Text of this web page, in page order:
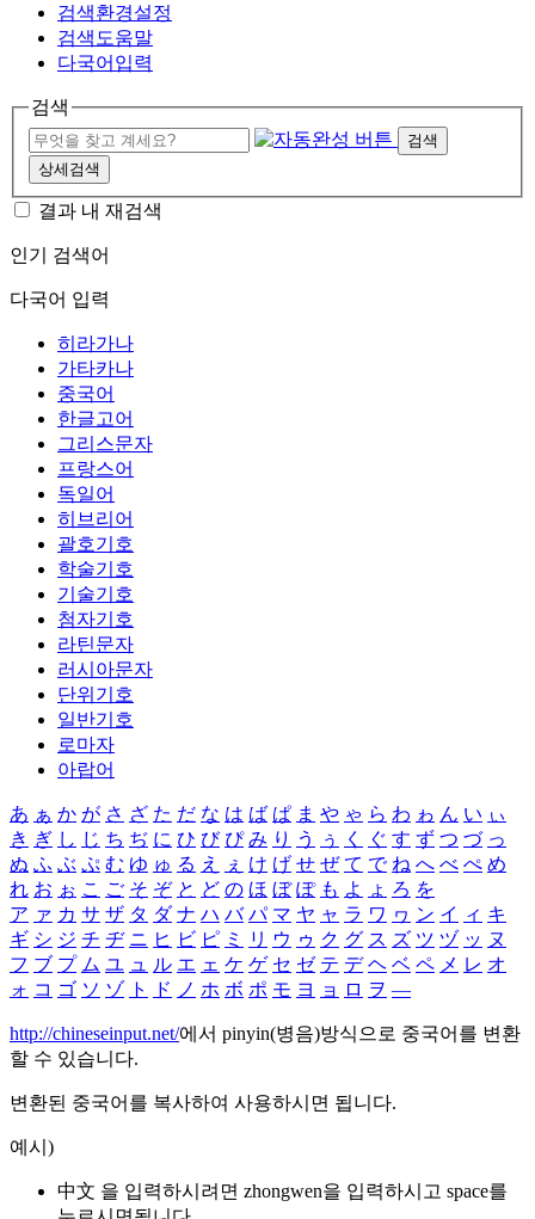
검색환경설정
검색도움말
다국어입력
검색
검색
상세검색
결과 내 재검색
인기 검색어
다국어 입력
히라가나
가타카나
중국어
한글고어
그리스문자
프랑스어
독일어
히브리어
괄호기호
학술기호
기술기호
첨자기호
라틴문자
러시아문자
단위기호
일반기호
로마자
아랍어
あ ぁ か が さ ざ た だ な は ば ぱ ま や ゃ ら わ ゎ ん い ぃ
き ぎ し じ ち ぢ に ひ び ぴ み り う ぅ く ぐ す ず つ づ っ
ぬ ふ ぶ ぷ む ゆ ゅ る え ぇ け げ せ ぜ て で ね へ べ ぺ め
れ お ぉ こ ご そ ぞ と ど の ほ ぼ ぽ も よ ょ ろ を
ア ァ カ サ ザ タ ダ ナ ハ バ パ マ ヤ ャ ラ ワ ヮ ン イ ィ キ
ギ シ ジ チ ヂ ニ ヒ ビ ピ ミ リ ウ ゥ ク グ ス ズ ツ ヅ ッ ヌ
フ ブ プ ム ユ ュ ル エ ェ ケ ゲ セ ゼ テ デ ヘ ベ ペ メ レ オ
ォ コ ゴ ソ ゾ ト ド ノ ホ ボ ポ モ ヨ ョ ロ ヲ ―
http://chineseinput.net/에서 pinyin(병음)방식으로 중국어를 변환
할 수 있습니다.
변환된 중국어를 복사하여 사용하시면 됩니다.
예시)
中文 을 입력하시려면 zhongwen을 입력하시고 space를